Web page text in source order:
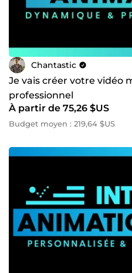
Chantastic
Je vais créer votre vidéo
professionnel
À partir de 75,26 $US
Budget moyen : 219,64 $US